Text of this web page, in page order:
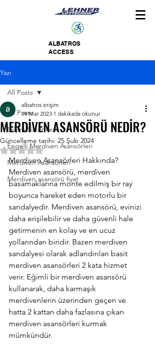
ALBATROS
ACCESS
Yazı
All Posts
Erişim Sistemleri
Engelli Merdiven Asansörleri
Merdiven Asansörleri
Merdiven asansörü fiyat
All Posts
MERDİVEN ASANSÖRÜ NEDİR?
albatros erişim
19 Mar 2023 1 dakikada okunur
Güncelleme tarihi: 25 Şub 2024
5 üzerinden NaN yıldız
Merdiven Asansörleri Hakkında?
Merdiven asansörü, merdiven
basamaklarına monte edilmiş bir ray
boyunca hareket eden motorlu bir
sandalyedir. Merdiven asansörü, evinizi
daha erişilebilir ve daha güvenli hale
getirmenin en kolay ve en ucuz
yollarından biridir. Bazen merdiven
sandalyesi olarak adlandırılan basit
merdiven asansörleri 2 kata hizmet
verir. Eğimli bir merdiven asansörü
kullanarak, daha karmaşık
merdivenlerin üzerinden geçen ve
hatta 2 kattan daha fazlasına çıkan
merdiven asansörleri kurmak
mümkündür.